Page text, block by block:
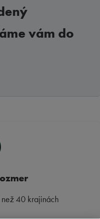
vám do
40 krajinách